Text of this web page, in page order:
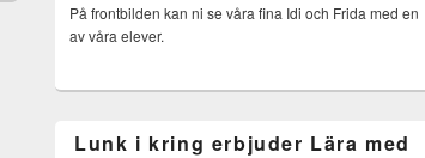
På frontbilden kan ni se våra fina Idi och Frida med en
av våra elever.
Lunk i kring erbjuder Lära med